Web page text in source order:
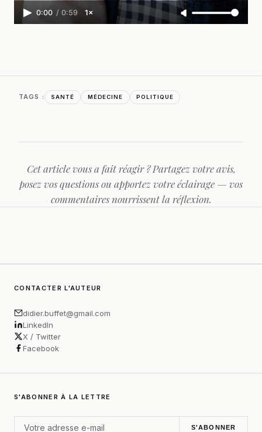
0:00 / 0:59 1×
TAGS : SANTÉ MÉDECINE POLITIQUE
Cet article vous a fait réagir ? Partagez votre avis,
posez vos questions ou apportez votre éclairage — vos
commentaires nourrissent la réflexion.
CONTACTER L'AUTEUR
didier.buffet@gmail.com
LinkedIn
X / Twitter
Facebook
S'ABONNER À LA LETTRE
S'ABONNER